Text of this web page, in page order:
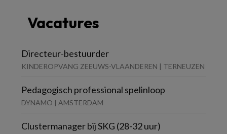
Vacatures
Directeur-bestuurder
KINDEROPVANG ZEEUWS-VLAANDEREN | TERNEUZEN
Pedagogisch professional spelinloop
DYNAMO | AMSTERDAM
Clustermanager bij SKG (28-32 uur)